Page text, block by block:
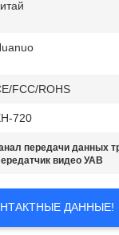
FCC/ROHS
720
передачи данных
видео УАВ
ДАННЫЕ!